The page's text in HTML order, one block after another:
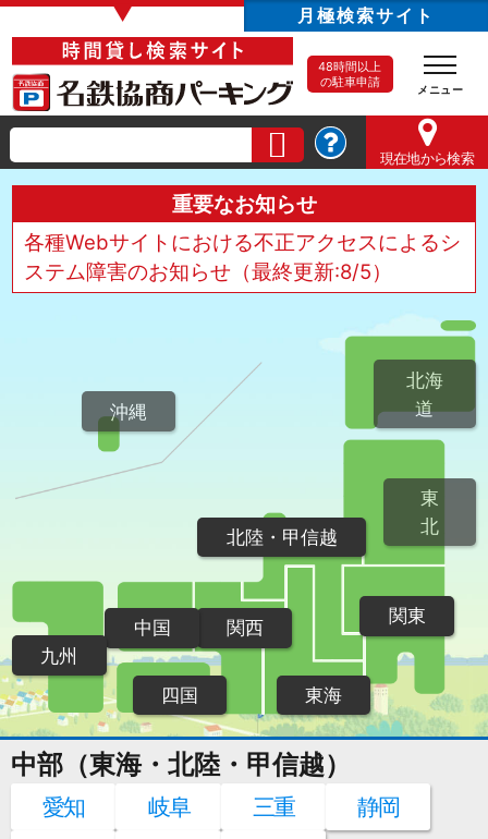
▼ 月極検索サイト
48時間以上
の駐車申請
現在地から検索
重要なお知らせ
各種Webサイトにおける不正アクセスによるシ
ステム障害のお知らせ（最終更新:8/5）
北海
道
東
北
関東
北陸・甲信越
東海
関西
中国
四国
九州
沖縄
中部（東海・北陸・甲信越）
愛知 岐阜 三重
静岡